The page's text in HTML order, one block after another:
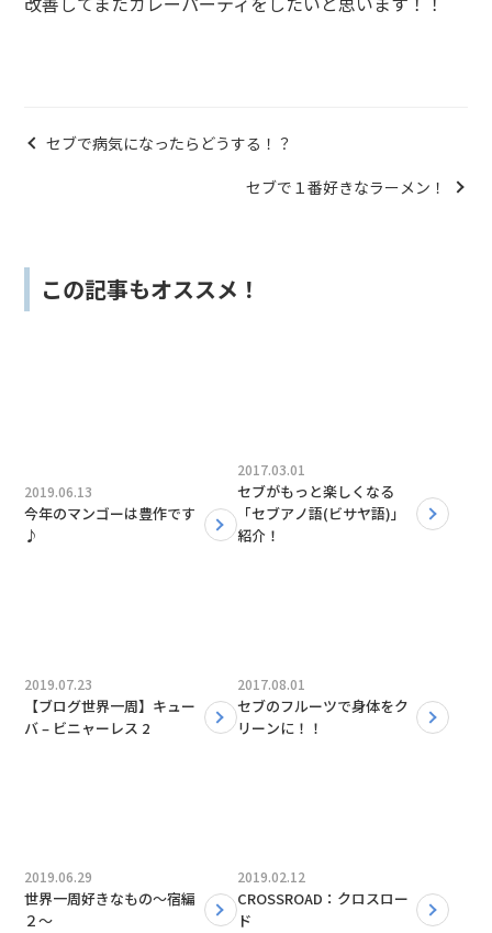
セブで病気になったらどうする！？
セブで１番好きなラーメン！
この記事もオススメ！
2019.06.13
今年のマンゴーは豊作です
♪
2017.03.01
セブがもっと楽しくなる
「セブアノ語(ビサヤ語)」
紹介！
2019.07.23
【ブログ世界一周】キュー
バ – ビニャーレス 2
2017.08.01
セブのフルーツで身体をク
リーンに！！
2019.06.29
世界一周好きなもの〜宿編
２〜
2019.02.12
CROSSROAD：クロスロー
ド